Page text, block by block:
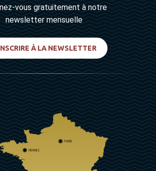
vous gratuitement à notre
newsletter mensuelle
À LA NEWSLETTER
PARIS
RENNES